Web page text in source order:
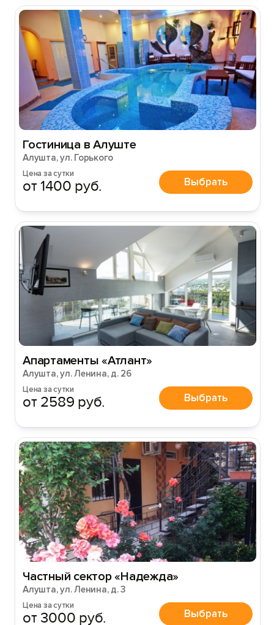
Гостиница в Алуште
Алушта, ул. Горького
Цена за сутки
от 1400 руб. Выбрать
Апартаменты «Атлант»
Алушта, ул. Ленина, д. 26
Цена за сутки
от 2589 руб. Выбрать
Частный сектор «Надежда»
Алушта, ул. Ленина, д. 3
Цена за сутки
от 3000 руб. Выбрать